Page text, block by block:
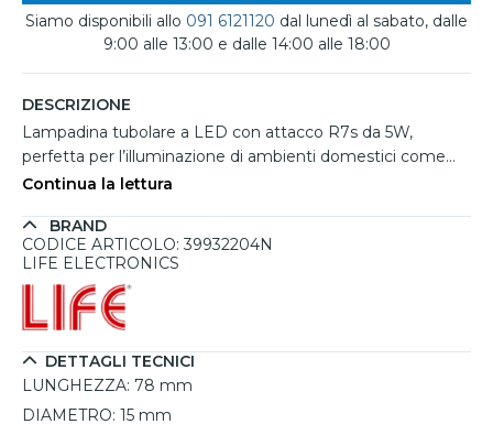
Siamo disponibili allo 091 6121120 dal lunedì al sabato, dalle
9:00 alle 13:00 e dalle 14:00 alle 18:00
DESCRIZIONE
Lampadina tubolare a LED con attacco R7s da 5W,
perfetta per l’illuminazione di ambienti domestici come
salotti, studi e sale da pranzo, offrendo una luce naturale
luminosa di 550 lumen e un angolo di illuminazione
completo di 360°, garantisce una distribuzione uniforme
plastica e ceramica, questa lampadina è pensata per
durare fino a 15.000 ore, assicurando un risparmio
energetico significativo e riducendo le sostituzioni
frequenti. Grazie al suo design compatto e alla classe
illuminazione con attacco R7s.
Continua la lettura
BRAND
CODICE ARTICOLO: 39932204N
LIFE ELECTRONICS
DETTAGLI TECNICI
LUNGHEZZA: 78 mm
DIAMETRO: 15 mm